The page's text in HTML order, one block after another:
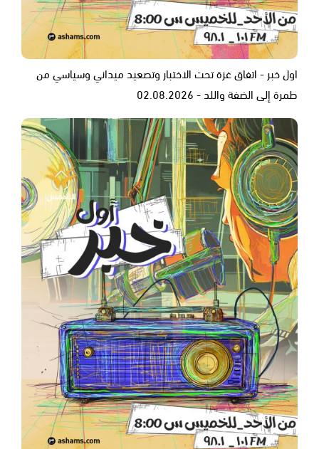
اول خبر - اتفاق غزة تحت الاختبار وتصعيد ميداني وسياسي من
طمرة إلى الضفة واللد - 02.08.2026